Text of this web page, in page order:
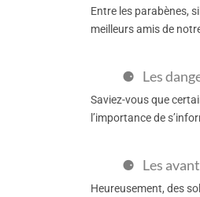
Entre les parabènes,
meilleurs amis de
Les
Saviez-vous que
l’importance de
Les
Heureusement, des